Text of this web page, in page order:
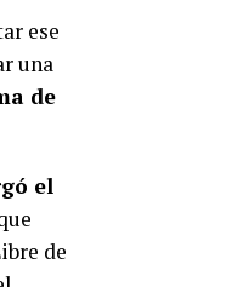
ese
una
de
el
de